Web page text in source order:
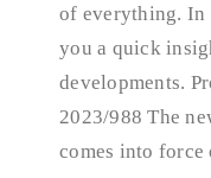
of everything.
you a quick
developments.
2023/988 The
comes into force